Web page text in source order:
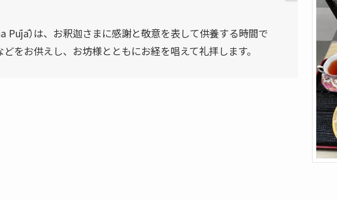
Pūjā）は、お釈迦さまに感謝と敬意を表して供養する時間で
をお供えし、お坊様とともにお経を唱えて礼拝します。